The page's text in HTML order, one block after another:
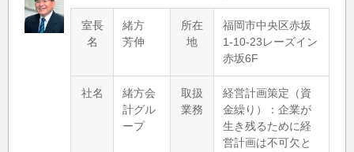
室長
名
緒方
芳伸
所在
地
福岡市中央区赤坂
1-10-23レーズイン
赤坂6F
社名
緒方会
計グル
ープ
取扱
業務
経営計画策定（資
金繰り）：企業が
生き残るために経
営計画は不可欠と